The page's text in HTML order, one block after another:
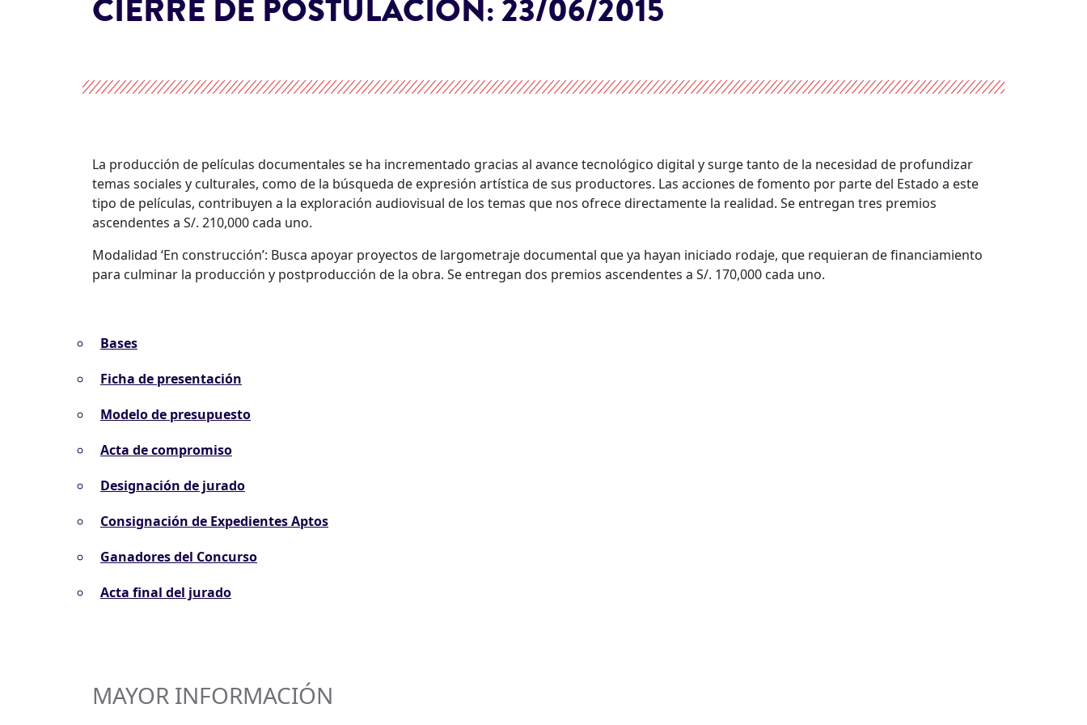
CIERRE DE POSTULACIÓN:23/06/2015
La producción de películas documentales se ha incrementado gracias al avance tecnológico digital y surge tanto de la necesidad de profundizar
temas sociales y culturales, como de la búsqueda de expresión artística de sus productores. Las acciones de fomento por parte del Estado a este
tipo de películas, contribuyen a la exploración audiovisual de los temas que nos ofrece directamente la realidad. Se entregan tres premios
ascendentes a S/. 210,000 cada uno.
Modalidad ‘En construcción’: Busca apoyar proyectos de largometraje documental que ya hayan iniciado rodaje, que requieran de financiamiento
para culminar la producción y postproducción de la obra. Se entregan dos premios ascendentes a S/. 170,000 cada uno.
Bases
Ficha de presentación
Modelo de presupuesto
Acta de compromiso
Designación de jurado
Consignación de Expedientes Aptos
Ganadores del Concurso
Acta final del jurado
MAYOR INFORMACIÓN